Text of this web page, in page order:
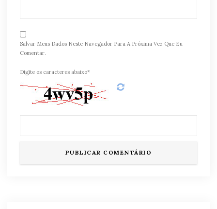
Salvar Meus Dados Neste Navegador Para A Próxima Vez Que Eu
Comentar.
Digite os caracteres abaixo*